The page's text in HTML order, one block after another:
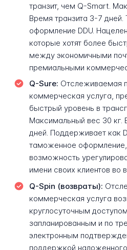
транзит, чем Q-Smart.
Время транзита 3-7
оформление DDU.
которые хотят более
между экономичными
премиальными
Q-Sure: Отслеживаемая
коммерческая услуга,
быстрый уровень в
Максимальный вес 30 кг.
дней. Поддерживает как
таможенное
возможность
имени своих клиентов во
Q-Spin (возвраты):
коммерческая услуга
круглосуточным
запланированным и по
электронным
поддержкой